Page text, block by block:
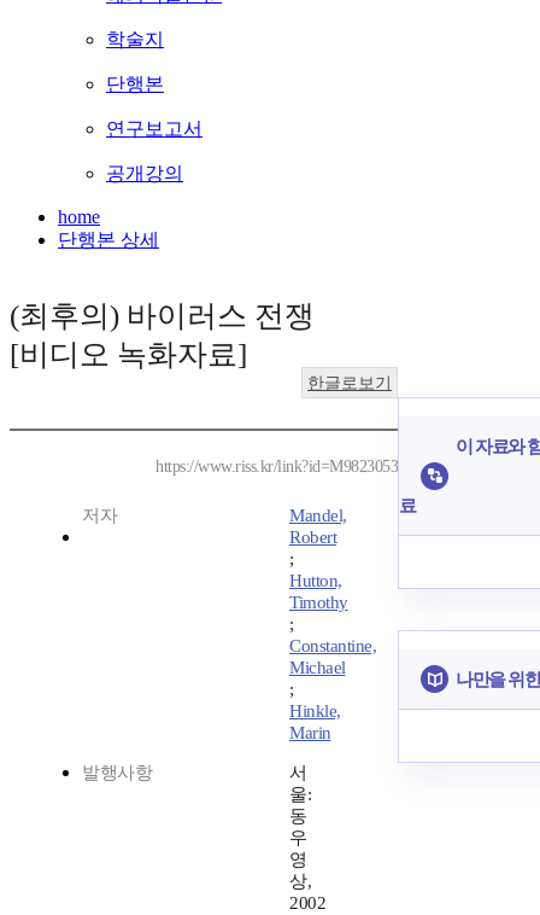
학술지
단행본
연구보고서
공개강의
home
단행본 상세
(최후의) 바이러스 전쟁
[비디오 녹화자료]
한글로보기
https://www.riss.kr/link?id=M9823053
저자
Mandel,
Robert
;
Hutton,
Timothy
;
Constantine,
Michael
;
Hinkle,
Marin
발행사항
서
울:
동
우
영
상,
2002
이 자료와
료
나만을 위